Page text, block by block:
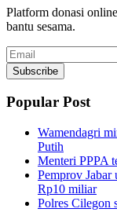
Platform donasi
bantu sesama.
Email
Subscribe
Popular Post
Wamendagri
Putih
Menteri PPPA
Pemprov Jabar
Rp10 miliar
Polres Cilegon